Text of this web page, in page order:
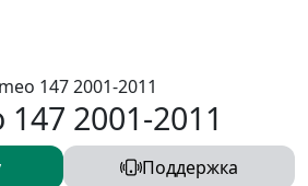
147 2001-2011
2001-2011
Поддержка